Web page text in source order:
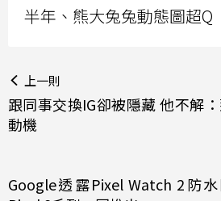
半年、熊大兔兔動態圖超Q
上一則
跟同事交換IG卻被隱藏 他不解
動機
Google透露Pixel Watch 2防